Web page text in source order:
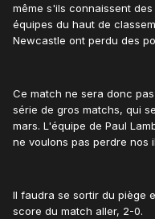
même s'ils connaissent
équipes du haut de
Newcastle ont perdu des
Ce match ne sera donc
série de gros matchs, qui
mars. L'équipe de Paul
ne voulons pas perdre nos
Il faudra se sortir du piège
score du match aller, 2-0.